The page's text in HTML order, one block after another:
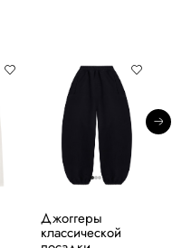
Джоггеры
классической